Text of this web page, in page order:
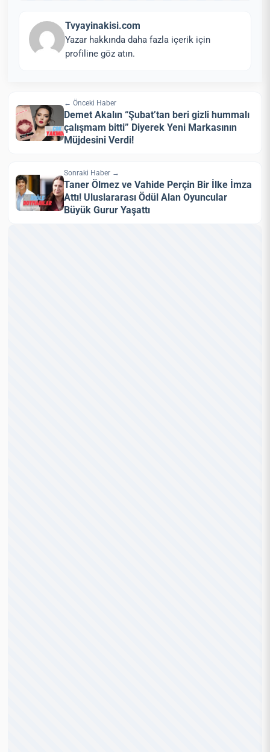
Tvyayinakisi.com
Yazar hakkında daha fazla içerik için
profiline göz atın.
← Önceki Haber
Demet Akalın “Şubat’tan beri gizli hummalı
çalışmam bitti” Diyerek Yeni Markasının
Müjdesini Verdi!
Sonraki Haber →
Taner Ölmez ve Vahide Perçin Bir İlke İmza
Attı! Uluslararası Ödül Alan Oyuncular
Büyük Gurur Yaşattı